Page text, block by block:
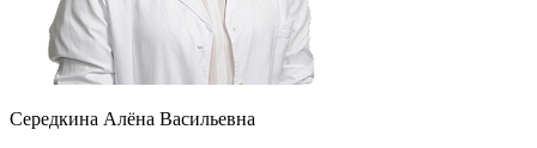
Середкина Алёна Васильевна